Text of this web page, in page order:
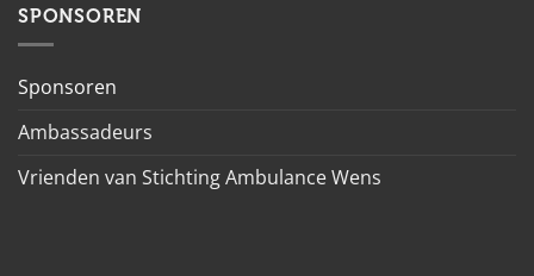
SPONSOREN
Sponsoren
Ambassadeurs
Vrienden van Stichting Ambulance Wens